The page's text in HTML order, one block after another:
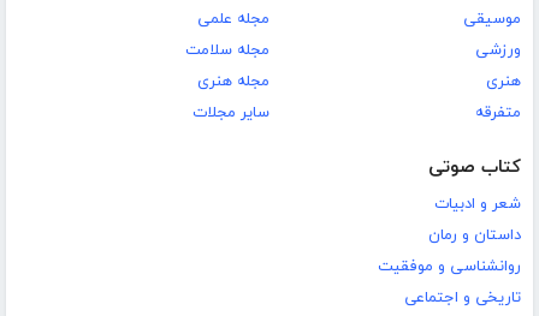
موسیقی
ورزشی
هنری
متفرقه
مجله علمی
مجله سلامت
مجله هنری
سایر مجلات
کتاب صوتی
شعر و ادبیات
داستان و رمان
روانشناسی و موفقیت
تاریخی و اجتماعی